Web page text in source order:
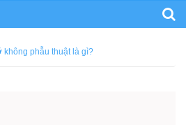
không phẫu thuật là gì?